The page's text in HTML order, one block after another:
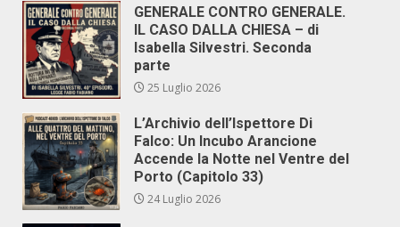
GENERALE CONTRO GENERALE.
IL CASO DALLA CHIESA – di
Isabella Silvestri. Seconda
parte
25 Luglio 2026
L’Archivio dell’Ispettore Di
Falco: Un Incubo Arancione
Accende la Notte nel Ventre del
Porto (Capitolo 33)
24 Luglio 2026